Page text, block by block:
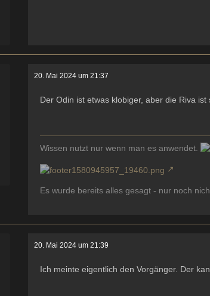
20. Mai 2024 um 21:37
Der Odin ist etwas klobiger, aber die Riva
Wissen nutzt nur wenn man es anwendet.
Es wurde bereits alles gesagt - nur noch
20. Mai 2024 um 21:39
Ich meinte eigentlich den Vorgänger. Der